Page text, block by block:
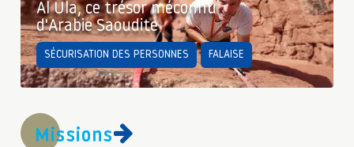
Al Ula, ce trésor méconnu
d'Arabie Saoudite
SÉCURISATION DES PERSONNES FALAISE
Missions